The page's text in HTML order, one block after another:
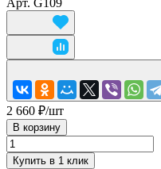
2 660 ₽/шт
В корзину
Купить в 1 клик